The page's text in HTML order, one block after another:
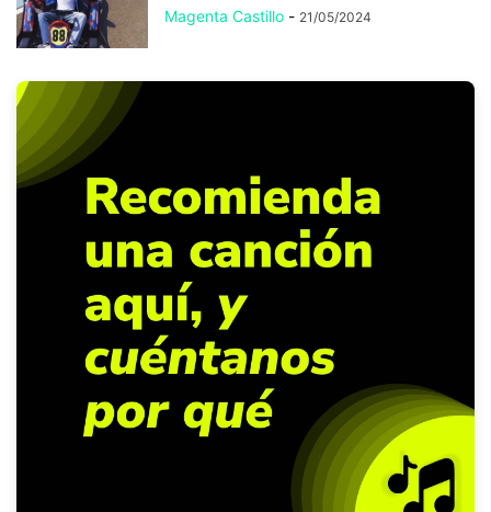
Magenta Castillo - 21/05/2024